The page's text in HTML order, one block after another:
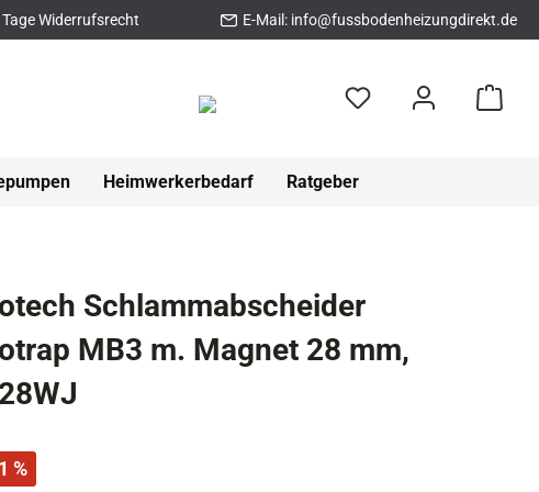
Widerrufsrecht E-Mail: info@fussbodenheizungdirekt.de
Heimwerkerbedarf Ratgeber
Schlammabscheider
MB3 m. Magnet 28 mm,
%